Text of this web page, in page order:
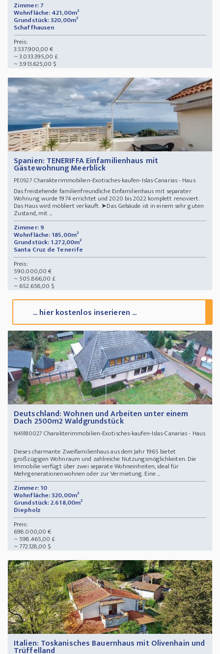
Zimmer: 7
Wohnfläche: 421,00m²
Grundstück: 320,00m²
Schaffhausen
Preis:
3.537.900,00 €
~ 3.033.395,00 £
~ 3.913.625,00 $
Spanien: TENERIFFA Einfamilienhaus mit
Gästewohnung Meerblick
PE0927 Charakterimmobilien-Exotisches-kaufen-Islas-Canarias - Haus
Das freistehende familienfreundliche Einfamilienhaus mit separater
Wohnung wurde 1974 errichtet und 2020 bis 2022 komplett renoviert.
Das Haus wird möbliert verkauft. ➤Das Gebäude ist in einem sehr guten
Zustand, mit ...
Zimmer: 9
Wohnfläche: 185,00m²
Grundstück: 1.272,00m²
Santa Cruz de Tenerife
Preis:
590.000,00 €
~ 505.866,00 £
~ 652.658,00 $
... hier kostenlos inserieren ...
Deutschland: Wohnen und Arbeiten unter einem
Dach 2500m2 Waldgrundstück
N49180027 Charakterimmobilien-Exotisches-kaufen-Islas-Canarias - Haus
Dieses charmante Zweifamilienhaus aus dem Jahr 1965 bietet
großzügigen Wohnraum und zahlreiche Nutzungsmöglichkeiten. Die
Immobilie verfügt über zwei separate Wohneinheiten, ideal für
Mehrgenerationenwohnen oder zur Vermietung. Eine ...
Zimmer: 10
Wohnfläche: 320,00m²
Grundstück: 2.618,00m²
Diepholz
Preis:
698.000,00 €
~ 598.465,00 £
~ 772.128,00 $
Italien: Toskanisches Bauernhaus mit Olivenhain und
Trüffelland